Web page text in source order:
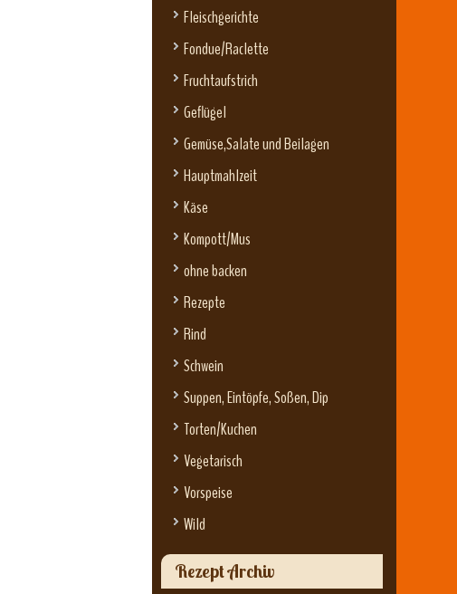
Fleischgerichte
Fondue/Raclette
Fruchtaufstrich
Geflügel
Gemüse,Salate und Beilagen
Hauptmahlzeit
Käse
Kompott/Mus
ohne backen
Rezepte
Rind
Schwein
Suppen, Eintöpfe, Soßen, Dip
Torten/Kuchen
Vegetarisch
Vorspeise
Wild
Rezept Archiv